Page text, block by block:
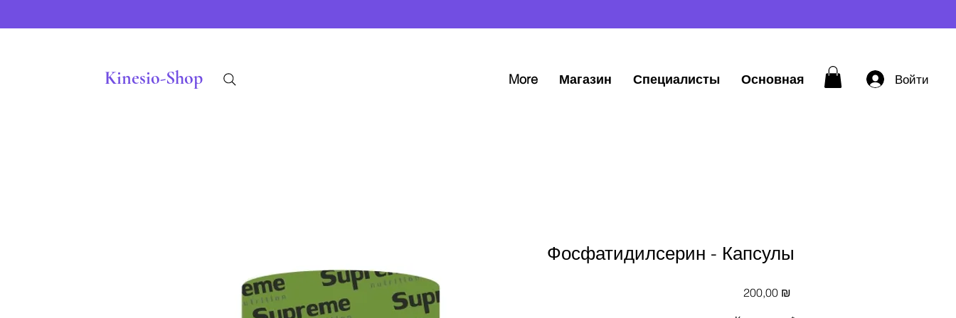
Kinesio-Shop Войти
Основная
Специалисты
Магазин
More
Фосфатидилсерин - Капсулы
200,00 ₪